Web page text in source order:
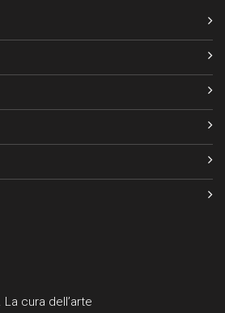
La cura dell’arte